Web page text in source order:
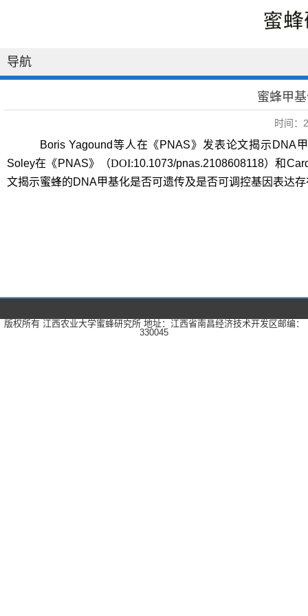
导航
蜜蜂甲
时间：
Boris Yagound等人在《PNAS》发表论文揭示DNA甲
Soley在《PNAS》（DOI:10.1073/pnas.2108608118）和
文揭示蜜蜂的DNA甲基化是否可遗传及是否可调控基因表达
版权所有 江西农业大学蜜蜂研究所 地址：江西省南昌经济技术开发区邮编：
330045